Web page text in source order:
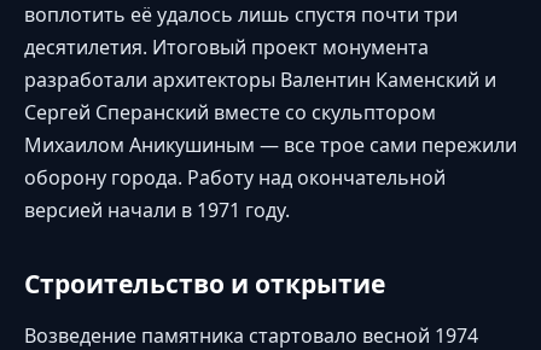
воплотить её удалось лишь спустя почти три
десятилетия. Итоговый проект монумента
разработали архитекторы Валентин Каменский и
Сергей Сперанский вместе со скульптором
Михаилом Аникушиным — все трое сами пережили
оборону города. Работу над окончательной
версией начали в 1971 году.
Строительство и открытие
Возведение памятника стартовало весной 1974